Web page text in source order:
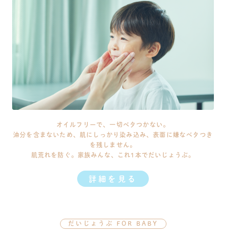
オイルフリーで、一切ベタつかない。
油分を含まないため、肌にしっかり染み込み、表面に嫌なベタつき
を残しません。
肌荒れを防ぐ。家族みんな、これ1本でだいじょうぶ。
詳細を見る
だいじょうぶ FOR BABY